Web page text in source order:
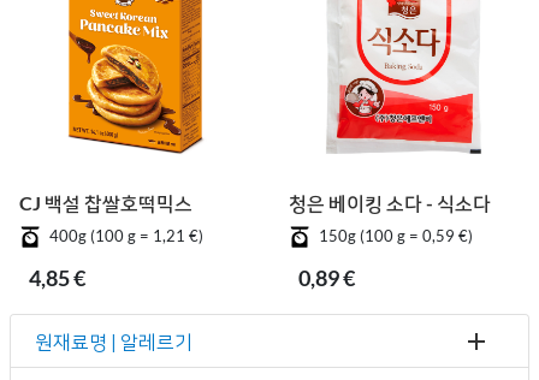
CJ 백설 찹쌀호떡믹스
400g (100 g = 1,21 €)
4,85 €
청은 베이킹 소다 - 식소다
150g (100 g = 0,59 €)
0,89 €
원재료명 | 알레르기